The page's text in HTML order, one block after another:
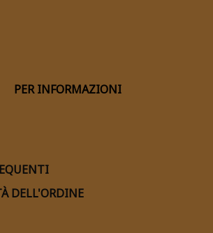
DELL'ORDINE